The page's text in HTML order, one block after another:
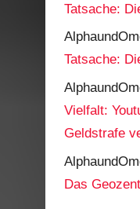
Tatsache:
Tatsache:
Vielfalt:
Geldstrafe
Das